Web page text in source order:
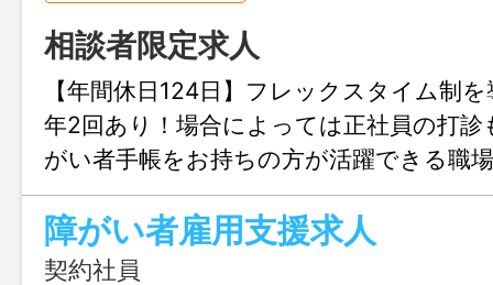
相談者限定求人
【年間休日124日】フレックスタイム制
年2回あり！場合によっては正社員の打診
がい者手帳をお持ちの方が活躍できる職
ます♪
障がい者雇用支援求人
契約社員